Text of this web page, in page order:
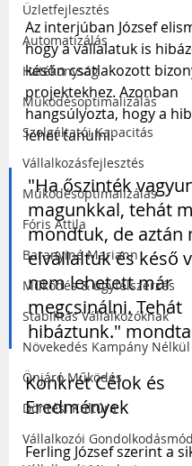
Üzletfejlesztés
Automatizálás
Hatékonyság
Működésoptimalizálás
Szolgáltatói Kapacitás
Vállalkozásfejlesztés
Működésoptimalizálás
Fóris Attila
Baranyiné Mariann
Működés & ügyfélszerzés
Stabilitás Vállalkozóknak
Növekedés Kampány Nélkül
Önjáró Működés
Döntési Kultúra
Vállalkozói Gondolkodásmód
Az interjúban József
hogy a vállalatuk is
későn csatlakozott
projektekhez. Azonban
hangsúlyozta, hogy a
lehet tanulni.
"Ha őszinték
magunkkal, tehát
mondtuk, de aztán
elvállaltuk és késő
nem lehetett már
megcsinálni. Tehát
hibáztunk."
Konkrét Célok és
Eredmények
Ferling József szerint a